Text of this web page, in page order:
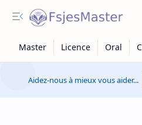
Aidez-nous à mieux vous aider...